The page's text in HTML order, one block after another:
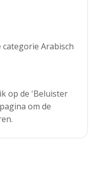
categorie Arabisch
op de 'Beluister
om de